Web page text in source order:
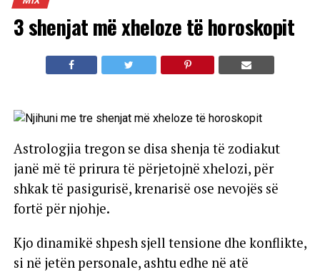
3 shenjat më xheloze të horoskopit
Astrologjia tregon se disa shenja të zodiakut
janë më të prirura të përjetojnë xhelozi, për
shkak të pasigurisë, krenarisë ose nevojës së
fortë për njohje.
Kjo dinamikë shpesh sjell tensione dhe konflikte,
si në jetën personale, ashtu edhe në atë